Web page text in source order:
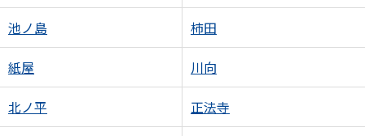
池ノ島 柿田
紙屋 川向
北ノ平 正法寺